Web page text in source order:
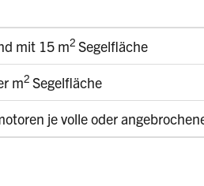
mit 15 m2 Segelfläche
m2 Segelfläche
je volle oder